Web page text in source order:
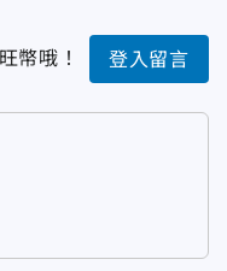
幣哦！ 登入留言